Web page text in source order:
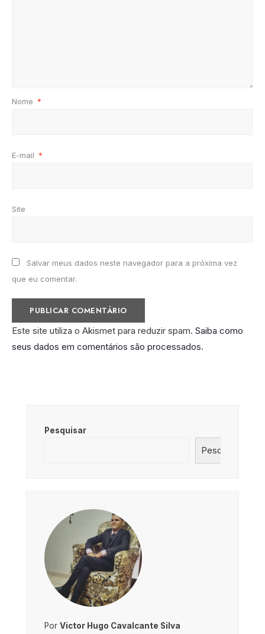
Nome *
E-mail *
Site
Salvar meus dados neste navegador para a próxima vez
que eu comentar.
Este site utiliza o Akismet para reduzir spam. Saiba como
seus dados em comentários são processados.
Pesquisar
Pesquisar
Por Victor Hugo Cavalcante Silva